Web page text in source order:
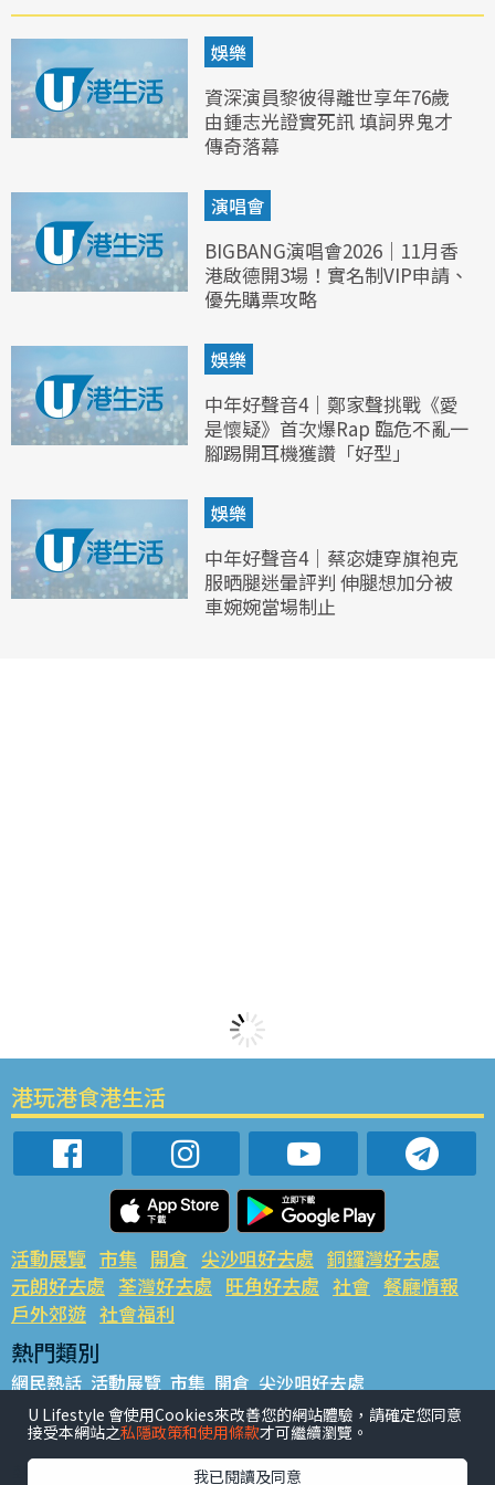
娛樂
資深演員黎彼得離世享年76歲
由鍾志光證實死訊 填詞界鬼才
傳奇落幕
演唱會
BIGBANG演唱會2026｜11月香
港啟德開3場！實名制VIP申請、
優先購票攻略
娛樂
中年好聲音4｜鄭家聲挑戰《愛
是懷疑》首次爆Rap 臨危不亂一
腳踢開耳機獲讚「好型」
娛樂
中年好聲音4｜蔡宓婕穿旗袍克
服晒腿迷暈評判 伸腿想加分被
車婉婉當場制止
港玩港食港生活
活動展覽 市集 開倉 尖沙咀好去處 銅鑼灣好去處
元朗好去處 荃灣好去處 旺角好去處 社會 餐廳情報
戶外郊遊 社會福利
熱門類別
網民熱話 活動展覽 市集 開倉 尖沙咀好去處
銅鑼灣好去處 元朗好去處 荃灣好去處 旺角好去處 社會
餐廳情報 戶外郊遊
熱門標籤
U Lifestyle 會使用Cookies來改善您的網站體驗，請確定您同意
接受本網站之私隱政策和使用條款才可繼續瀏覽。
我已閱讀及同意